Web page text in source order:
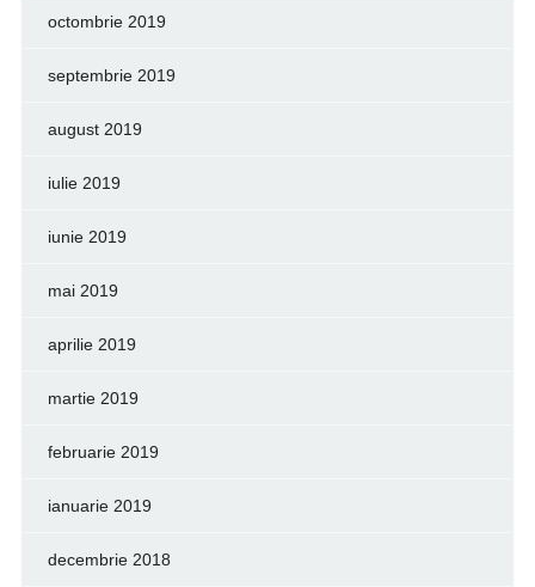
octombrie 2019
septembrie 2019
august 2019
iulie 2019
iunie 2019
mai 2019
aprilie 2019
martie 2019
februarie 2019
ianuarie 2019
decembrie 2018